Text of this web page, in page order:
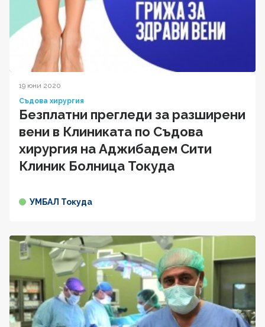
19 юни 2020
Съдова хирургия
Безплатни прегледи за разширени
вени в Клиниката по Съдова
хирургия на Аджибадем Сити
Клиник Болница Токуда
УМБАЛ Токуда